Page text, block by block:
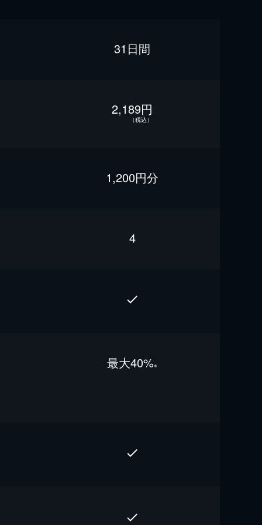
31日間
2,189円
（税込）
1,200円分
4
最⼤40%※